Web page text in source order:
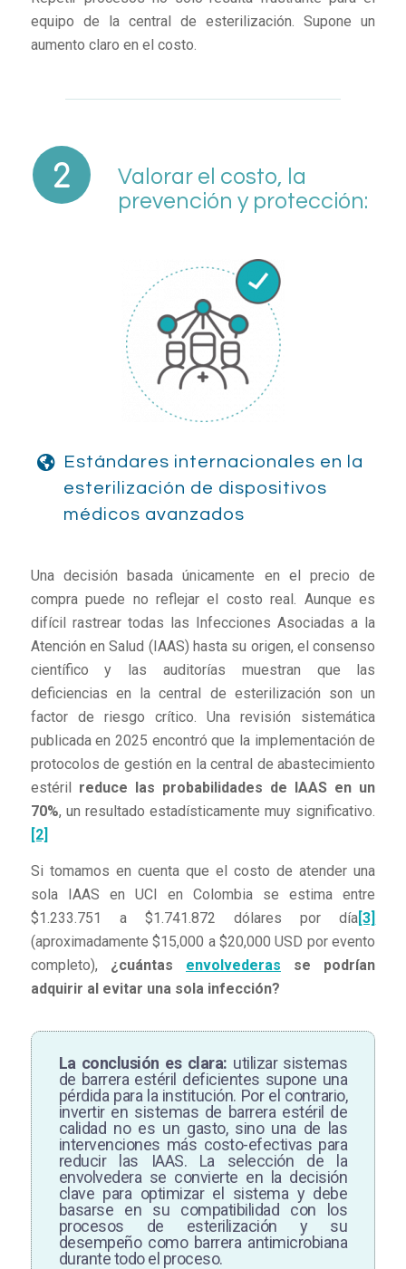
equipo de la central de esterilización. Supone un
aumento claro en el costo.
Valorar el costo, la
prevención y protección:
Estándares internacionales en la
esterilización de dispositivos
médicos avanzados
Una decisión basada únicamente en el precio de
compra puede no reflejar el costo real. Aunque es
difícil rastrear todas las Infecciones Asociadas a la
Atención en Salud (IAAS) hasta su origen, el consenso
científico y las auditorías muestran que las
deficiencias en la central de esterilización son un
factor de riesgo crítico. Una revisión sistemática
publicada en 2025 encontró que la implementación de
protocolos de gestión en la central de abastecimiento
estéril reduce las probabilidades de IAAS en un
70%, un resultado estadísticamente muy significativo.
[2]
Si tomamos en cuenta que el costo de atender una
sola IAAS en UCI en Colombia se estima entre
$1.233.751 a $1.741.872 dólares por día[3]
(aproximadamente $15,000 a $20,000 USD por evento
completo), ¿cuántas envolvederas se podrían
adquirir al evitar una sola infección?
La conclusión es clara: utilizar sistemas
de barrera estéril deficientes supone una
pérdida para la institución. Por el contrario,
invertir en sistemas de barrera estéril de
calidad no es un gasto, sino una de las
intervenciones más costo-efectivas para
reducir las IAAS. La selección de la
envolvedera se convierte en la decisión
clave para optimizar el sistema y debe
basarse en su compatibilidad con los
procesos de esterilización y su
desempeño como barrera antimicrobiana
durante todo el proceso.